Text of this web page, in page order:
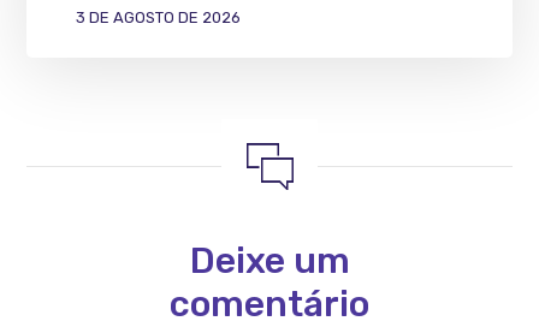
3 DE AGOSTO DE 2026
Deixe um
comentário